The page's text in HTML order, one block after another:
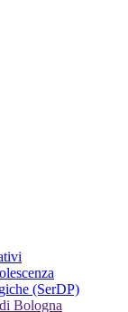
(SerDP)
Bologna